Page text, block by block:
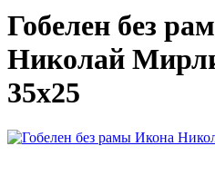
Гобелен без
Николай
35х25